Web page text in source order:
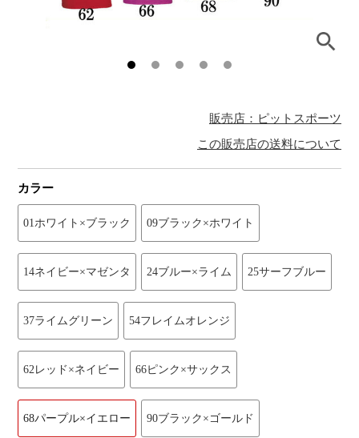
販売店：ピットスポーツ
この販売店の送料について
カラー
01ホワイト×ブラック 09ブラック×ホワイト
14ネイビー×マゼンタ 24ブルー×ライム 25サーフブルー
37ライムグリーン 54フレイムオレンジ
62レッド×ネイビー 66ピンク×サックス
68パープル×イエロー 90ブラック×ゴールド